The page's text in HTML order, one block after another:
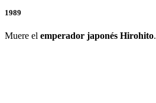
1989
Muere el emperador japonés Hirohito.